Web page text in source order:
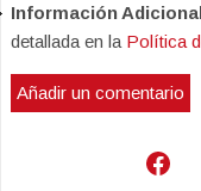
Información
detallada en la Política